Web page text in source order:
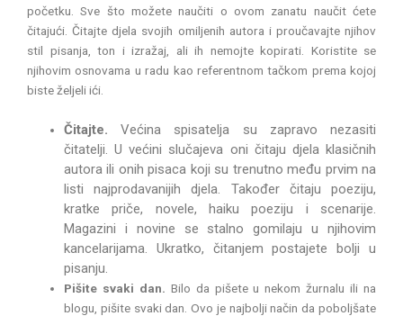
početku. Sve što možete naučiti o ovom zanatu naučit ćete
čitajući. Čitajte djela svojih omiljenih autora i proučavajte njihov
stil pisanja, ton i izražaj, ali ih nemojte kopirati. Koristite se
njihovim osnovama u radu kao referentnom tačkom prema kojoj
biste željeli ići.
Čitajte. Većina spisatelja su zapravo nezasiti
čitatelji. U većini slučajeva oni čitaju djela klasičnih
autora ili onih pisaca koji su trenutno među prvim na
listi najprodavanijih djela. Također čitaju poeziju,
kratke priče, novele, haiku poeziju i scenarije.
Magazini i novine se stalno gomilaju u njihovim
kancelarijama. Ukratko, čitanjem postajete bolji u
pisanju.
Pišite svaki dan. Bilo da pišete u nekom žurnalu ili na
blogu, pišite svaki dan. Ovo je najbolji način da poboljšate